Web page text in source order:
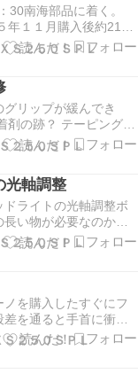
30南海部品に着く。
年１１月購入後約2100
が出来なければ、オイ
いたが、YAMAHAの
予約は必要…
Ｓ２５０ＳＰＬ
リップが緩んでき
剤の跡？ テーピングす
２５０ＳＰＬ
光軸調整
ドライトの光軸調整ボ
い物が必要なのか調
ヘッドライトの取り
では回らず、スパナ
来た。 ヘッドライト
２５０ＳＰＬ
を購入したすぐにフ
を通ると手首に衝撃
の空気を１．５気圧
いたったので、空気
２５０ＳＰＬ